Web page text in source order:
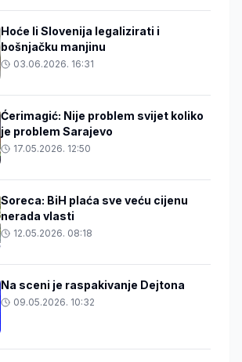
Hoće li Slovenija legalizirati i
bošnjačku manjinu
03.06.2026. 16:31
Ćerimagić: Nije problem svijet koliko
je problem Sarajevo
17.05.2026. 12:50
Soreca: BiH plaća sve veću cijenu
nerada vlasti
12.05.2026. 08:18
Na sceni je raspakivanje Dejtona
09.05.2026. 10:32